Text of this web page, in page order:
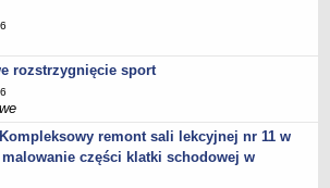
PUBLICZNEJ
rozstrzygnięcie sport
remont sali lekcyjnej nr 11 w
części klatki schodowej w